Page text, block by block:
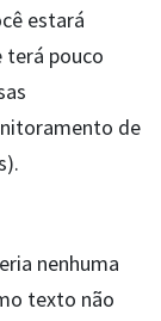
estará
terá pouco
de
nenhuma
texto não